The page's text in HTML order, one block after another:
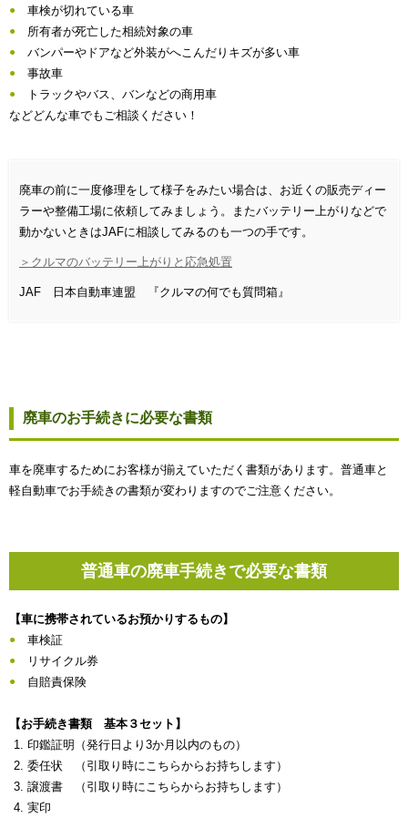
車検が切れている車
所有者が死亡した相続対象の車
バンパーやドアなど外装がへこんだりキズが多い車
事故車
トラックやバス、バンなどの商用車
などどんな車でもご相談ください！
廃車の前に一度修理をして様子をみたい場合は、お近くの販売ディー
ラーや整備工場に依頼してみましょう。またバッテリー上がりなどで
動かないときはJAFに相談してみるのも一つの手です。
＞クルマのバッテリー上がりと応急処置
JAF 日本自動車連盟 『クルマの何でも質問箱』
廃車のお手続きに必要な書類
車を廃車するためにお客様が揃えていただく書類があります。普通車と
軽自動車でお手続きの書類が変わりますのでご注意ください。
普通車の廃車手続きで必要な書類
【車に携帯されているお預かりするもの】
車検証
リサイクル券
自賠責保険
【お手続き書類 基本３セット】
印鑑証明（発行日より3か月以内のもの）
委任状 （引取り時にこちらからお持ちします）
譲渡書 （引取り時にこちらからお持ちします）
実印